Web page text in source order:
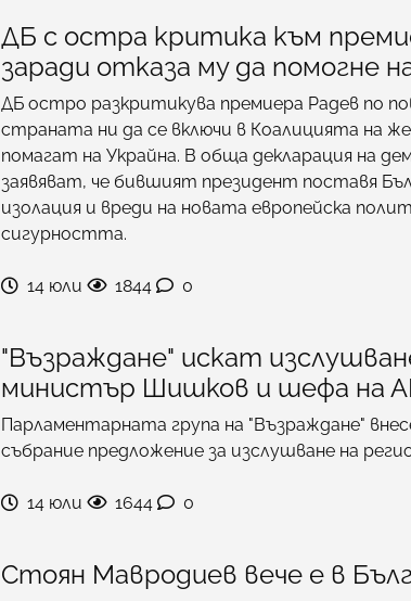
ДБ с остра критика към
заради отказа му да помогне
ДБ остро разкритикува премиера Радев по
страната ни да се включи в Коалицията на
помагат на Украйна. В обща декларация на
заявяват, че бившият президент поставя
изолация и вреди на новата европейска
сигурността.
14 юли 1844 0
"Възраждане" искат
министър Шишков и шефа на
Парламентарната група на "Възраждане"
събрание предложение за изслушване на
14 юли 1644 0
Стоян Мавродиев вече е в